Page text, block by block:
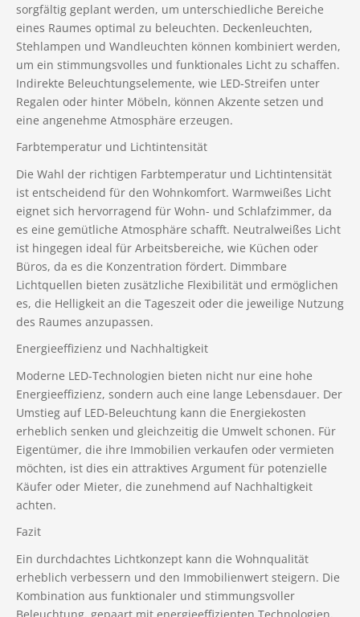
Monatliche Belastung
sorgfältig geplant werden, um unterschiedliche Bereiche
eines Raumes optimal zu beleuchten. Deckenleuchten,
Stehlampen und Wandleuchten können kombiniert werden,
um ein stimmungsvolles und funktionales Licht zu schaffen.
Indirekte Beleuchtungselemente, wie LED-Streifen unter
Regalen oder hinter Möbeln, können Akzente setzen und
eine angenehme Atmosphäre erzeugen.
Farbtemperatur und Lichtintensität
Die Wahl der richtigen Farbtemperatur und Lichtintensität
ist entscheidend für den Wohnkomfort. Warmweißes Licht
eignet sich hervorragend für Wohn- und Schlafzimmer, da
es eine gemütliche Atmosphäre schafft. Neutralweißes Licht
ist hingegen ideal für Arbeitsbereiche, wie Küchen oder
Büros, da es die Konzentration fördert. Dimmbare
Lichtquellen bieten zusätzliche Flexibilität und ermöglichen
es, die Helligkeit an die Tageszeit oder die jeweilige Nutzung
des Raumes anzupassen.
Energieeffizienz und Nachhaltigkeit
Moderne LED-Technologien bieten nicht nur eine hohe
Energieeffizienz, sondern auch eine lange Lebensdauer. Der
Umstieg auf LED-Beleuchtung kann die Energiekosten
erheblich senken und gleichzeitig die Umwelt schonen. Für
Eigentümer, die ihre Immobilien verkaufen oder vermieten
möchten, ist dies ein attraktives Argument für potenzielle
Käufer oder Mieter, die zunehmend auf Nachhaltigkeit
achten.
Fazit
Ein durchdachtes Lichtkonzept kann die Wohnqualität
erheblich verbessern und den Immobilienwert steigern. Die
Kombination aus funktionaler und stimmungsvoller